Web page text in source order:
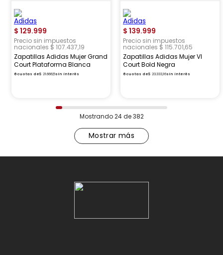
$ 129.999
Precio sin impuestos
nacionales $ 107.437,19
Zapatillas Adidas Mujer Grand
Court Plataforma Blanca
6 cuotas de$ 21.666,5sin interés
$ 139.999
Precio sin impuestos
nacionales $ 115.701,65
Zapatillas Adidas Mujer Vl
Court Bold Negra
6 cuotas de$ 23.333,16sin interés
Mostrando24 de 382
Mostrar más